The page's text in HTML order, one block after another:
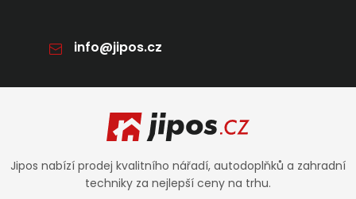
info@jipos.cz
Zápatí
Jipos nabízí prodej kvalitního nářadí, autodoplňků a zahradní
techniky za nejlepší ceny na trhu.